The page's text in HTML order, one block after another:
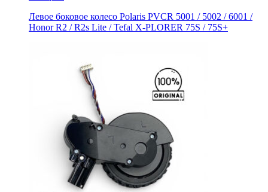
Левое боковое колесо Polaris PVCR 5001 / 5002 / 6001 /
Honor R2 / R2s Litе / Tefal X-PLORER 75S / 75S+